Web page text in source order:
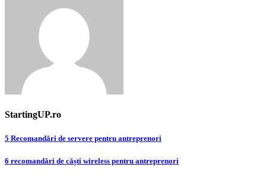
StartingUP.ro
Post
navigation
5 Recomandări de servere pentru antreprenori
6 recomandări de căști wireless pentru antreprenori